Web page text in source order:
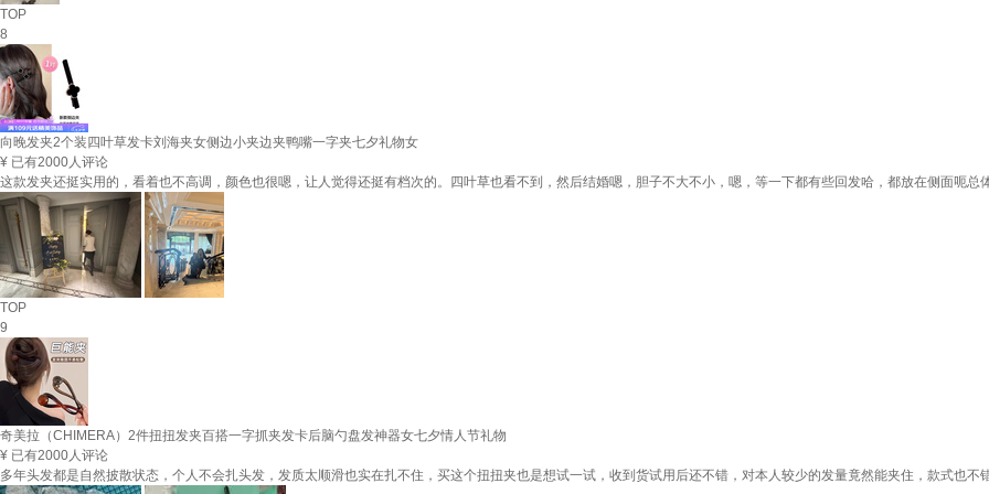
TOP
8
向晚发夹2个装四叶草发卡刘海夹女侧边小夹边夹鸭嘴一字夹七夕礼物女
¥ 已有2000人评论
这款发夹还挺实用的，看着也不高调，颜色也很嗯，让人觉得还挺有档次的。四叶草也看不到，然后结婚嗯，胆子不大不小，嗯，等一下都有些回发哈，都放在侧面呃总
TOP
9
奇美拉（CHIMERA）2件扭扭发夹百搭一字抓夹发卡后脑勺盘发神器女七夕情人节礼物
¥ 已有2000人评论
多年头发都是自然披散状态，个人不会扎头发，发质太顺滑也实在扎不住，买这个扭扭夹也是想试一试，收到货试用后还不错，对本人较少的发量竟然能夹住，款式也不错